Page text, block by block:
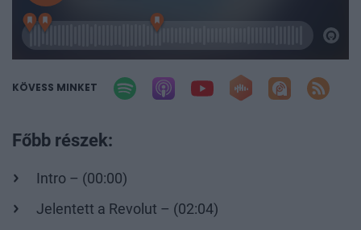
KÖVESS MINKET
Főbb részek:
Intro – (00:00)
Jelentett a Revolut – (02:04)